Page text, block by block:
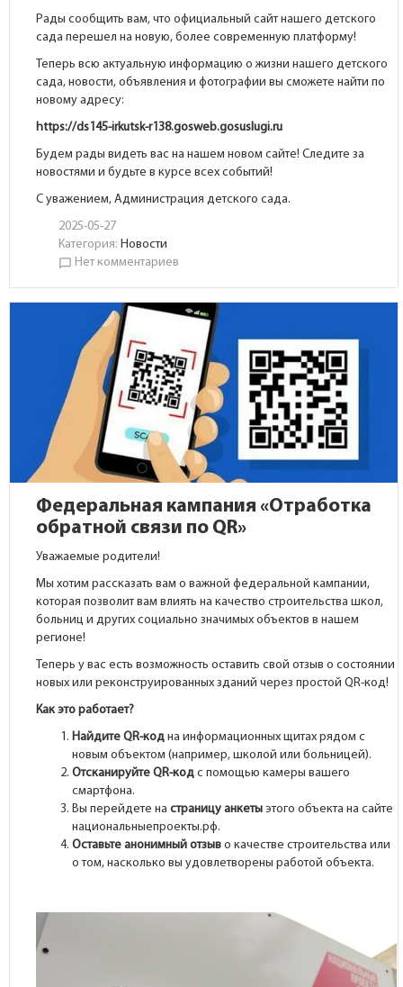
Рады сообщить вам, что официальный сайт нашего детского
сада перешел на новую, более современную платформу!
Теперь всю актуальную информацию о жизни нашего детского
сада, новости, объявления и фотографии вы сможете найти по
новому адресу:
https://ds145-irkutsk-r138.gosweb.gosuslugi.ru
Будем рады видеть вас на нашем новом сайте! Следите за
новостями и будьте в курсе всех событий!
С уважением, Администрация детского сада.
2025-05-27
Категория:Новости
chat_bubble_outline Нет комментариев
Федеральная кампания «Отработка
обратной связи по QR»
Уважаемые родители!
Мы хотим рассказать вам о важной федеральной кампании,
которая позволит вам влиять на качество строительства школ,
больниц и других социально значимых объектов в нашем
регионе!
Теперь у вас есть возможность оставить свой отзыв о состоянии
новых или реконструированных зданий через простой QR-код!
Как это работает?
Найдите QR-код на информационных щитах рядом с
новым объектом (например, школой или больницей).
Отсканируйте QR-код с помощью камеры вашего
смартфона.
Вы перейдете настраницу анкеты этого объекта на сайте
национальныепроекты.рф.
Оставьте анонимный отзыв о качестве строительства или
о том, насколько вы удовлетворены работой объекта.